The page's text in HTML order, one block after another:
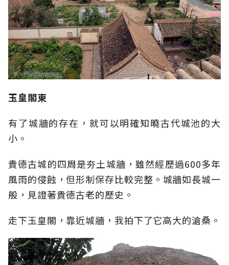
玉皇閣東
有了城牆的存在，就可以明確知曉古代城池的大
小。
貴德古城的四周是夯土城牆，雖然經歷過600多年
風雨的侵蝕，但形制保存比較完整。城牆如長城一
般，見證著貴德古老的歷史。
走下玉皇閣，靠近城牆，我拍下了它高大的滄桑。